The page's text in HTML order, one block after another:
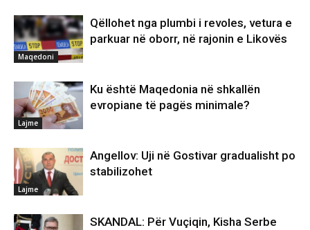
Maqedoni
Qëllohet nga plumbi i revoles, vetura e
parkuar në oborr, në rajonin e Likovës
Lajme
Ku është Maqedonia në shkallën
evropiane të pagës minimale?
Lajme
Angellov: Uji në Gostivar gradualisht po
stabilizohet
SKANDAL: Për Vuçiqin, Kisha Serbe